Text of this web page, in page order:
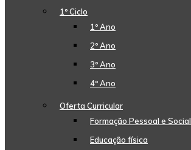
1º Ciclo
1º Ano
2º Ano
3º Ano
4º Ano
Oferta Curricular
Formação Pessoal e Social
Educação física